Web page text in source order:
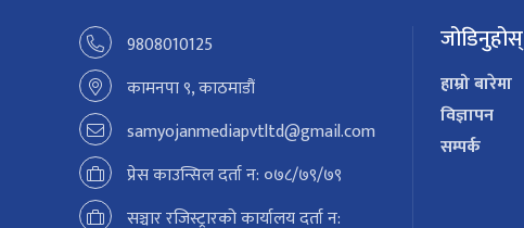
9808010125
कामनपा ९, काठमाडौं
samyojanmediapvtltd@gmail.com
प्रेस काउन्सिल दर्ता न: ०७८/७९/७९
सञ्चार रजिस्ट्रारको कार्यालय दर्ता न:
जोडिनुहोस्
हाम्रो बारेमा
विज्ञापन
सम्पर्क